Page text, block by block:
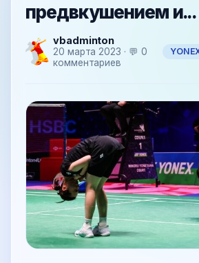
предвкушением и...
vbadminton
20 марта 2023 · 💬 0
комментариев